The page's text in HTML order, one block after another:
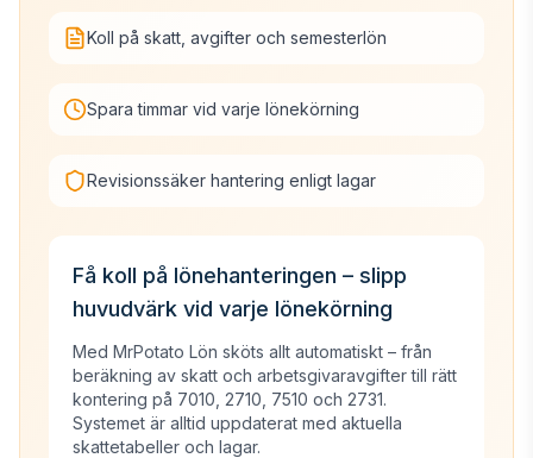
Koll på skatt, avgifter och semesterlön
Spara timmar vid varje lönekörning
Revisionssäker hantering enligt lagar
Få koll på lönehanteringen – slipp
huvudvärk vid varje lönekörning
Med MrPotato Lön sköts allt automatiskt – från
beräkning av skatt och arbetsgivaravgifter till rätt
kontering på 7010, 2710, 7510 och 2731.
Systemet är alltid uppdaterat med aktuella
skattetabeller och lagar.